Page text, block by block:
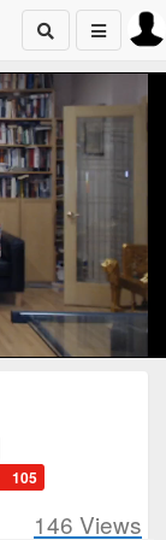
105
146 Views